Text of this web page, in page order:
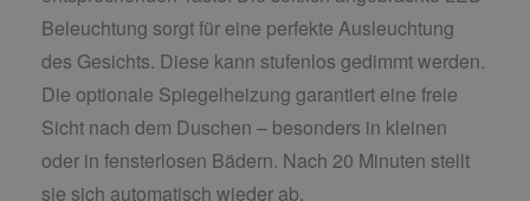
Beleuchtung sorgt für eine perfekte Ausleuchtung
des Gesichts. Diese kann stufenlos gedimmt werden.
Die optionale Spiegelheizung garantiert eine freie
Sicht nach dem Duschen – besonders in kleinen
oder in fensterlosen Bädern. Nach 20 Minuten stellt
sie sich automatisch wieder ab.